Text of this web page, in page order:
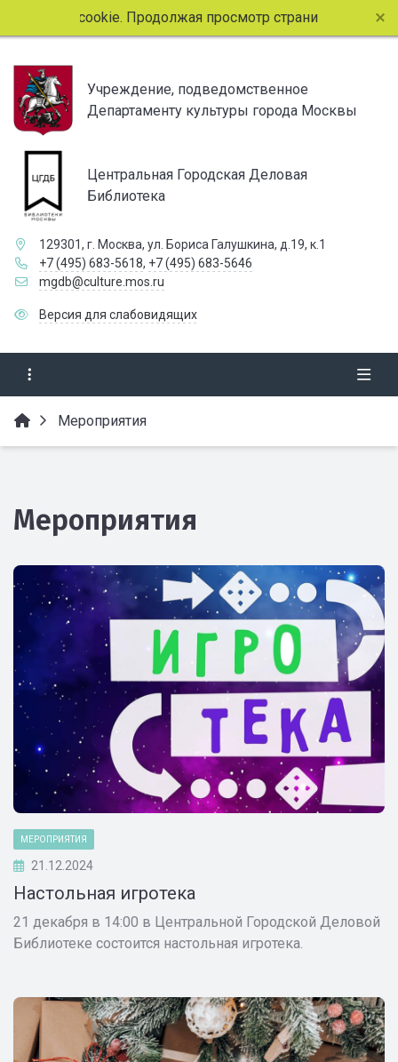
cookie. Продолжая просмотр страниц сайта, вы
Учреждение, подведомственное
Департаменту культуры города Москвы
Центральная Городская Деловая
Библиотека
129301, г. Москва, ул. Бориса Галушкина, д.19, к.1
+7 (495) 683-5618, +7 (495) 683-5646
mgdb@culture.mos.ru
Версия для слабовидящих
Мероприятия
Мероприятия
МЕРОПРИЯТИЯ
21.12.2024
Настольная игротека
21 декабря в 14:00 в Центральной Городской Деловой
Библиотеке состоится настольная игротека.